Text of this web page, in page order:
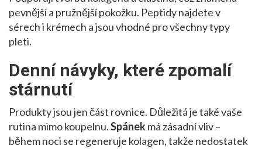
pevnější a pružnější pokožku. Peptidy najdete v
sérech i krémech a jsou vhodné pro všechny typy
pleti.
Den­ní návyky, které zpomalí
stárnutí
Produkty jsou jen část rovnice. Důležitá je také vaše
rutina mimo koupelnu.Spánekmá zásadní vliv –
během noci se regeneruje kolagen, takže nedostatek